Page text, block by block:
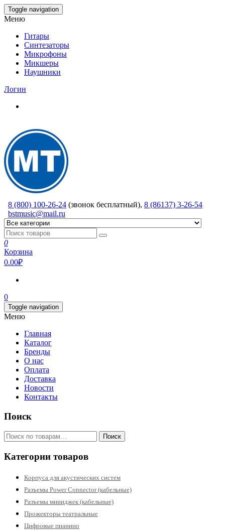
Skip
to
content
Toggle navigation
Меню
Гитары
Синтезаторы
Микрофоны
Микшеры
Наушники
Логин
8 (800) 100-26-24 (звонок бесплатный), 8 (86137) 3-26-54
bstmusic@mail.ru
0
Корзина
0.00₽
0
Toggle navigation
Меню
Главная
Каталог
Бренды
О нас
Оплата
Доставка
Новости
Контакты
Поиск
Искать: Поиск
Категории товаров
Корпуса для акустических систем
Разъемы Power Connector (кабельные)
Разъемы миниджек (кабельные)
Прожекторы театральные
Цифровые пианино